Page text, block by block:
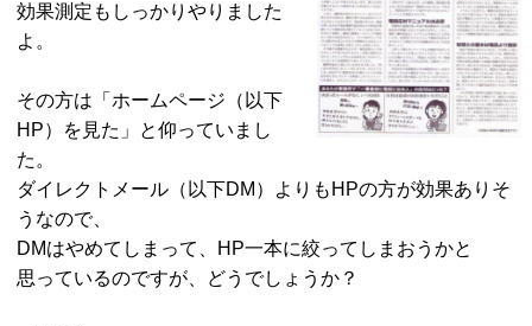
効果測定もしっかりやりました
よ。
その方は「ホームページ（以下
HP）を見た」と仰っていまし
た。
ダイレクトメール（以下DM）よりもHPの方が効果ありそ
うなので、
DMはやめてしまって、HP一本に絞ってしまおうかと
思っているのですが、どうでしょうか？